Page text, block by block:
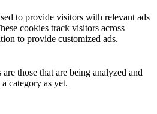
to provide visitors with relevant ads
cookies track visitors across
to provide customized ads.
those that are being analyzed and
category as yet.